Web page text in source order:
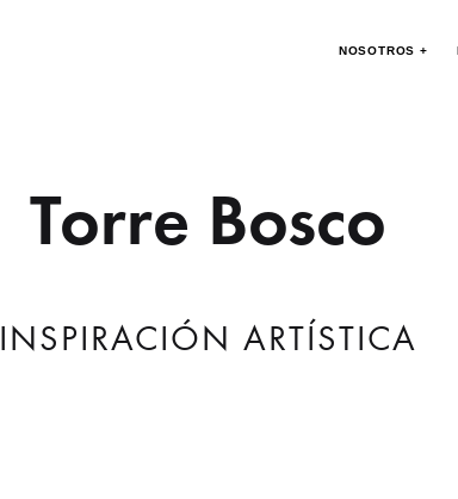
NOSOTROS +
Torre Bosco
INSPIRACIÓN ARTÍSTICA